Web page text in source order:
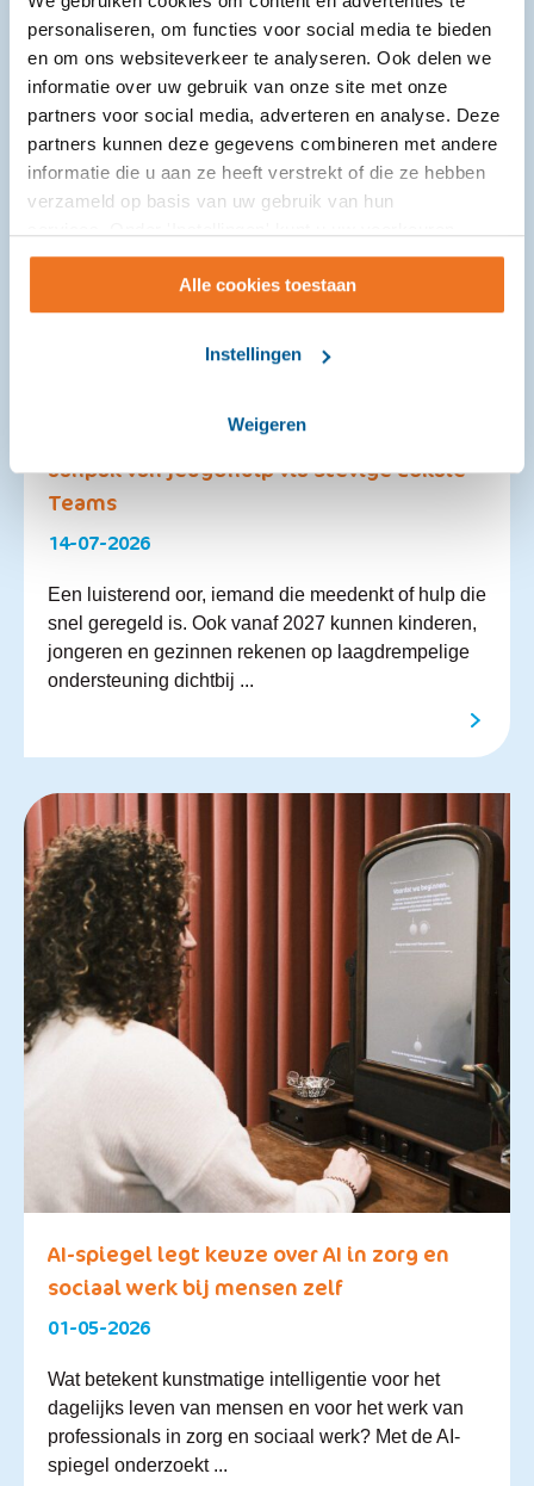
personaliseren, om functies voor social media te bieden
en om ons websiteverkeer te analyseren. Ook delen we
informatie over uw gebruik van onze site met onze
partners voor social media, adverteren en analyse. Deze
partners kunnen deze gegevens combineren met andere
informatie die u aan ze heeft verstrekt of die ze hebben
verzameld op basis van uw gebruik van hun
wijzigen.
Alle cookies toestaan
Instellingen
Weigeren
Gemeenten gaan voor een blijvende
aanpak van jeugdhulp via Stevige Lokale
Teams
14-07-2026
Een luisterend oor, iemand die meedenkt of hulp die
snel geregeld is. Ook vanaf 2027 kunnen kinderen,
jongeren en gezinnen rekenen op laagdrempelige
ondersteuning dichtbij ...
AI-spiegel legt keuze over AI in zorg en
sociaal werk bij mensen zelf
01-05-2026
Wat betekent kunstmatige intelligentie voor het
dagelijks leven van mensen en voor het werk van
professionals in zorg en sociaal werk? Met de AI-
spiegel onderzoekt ...